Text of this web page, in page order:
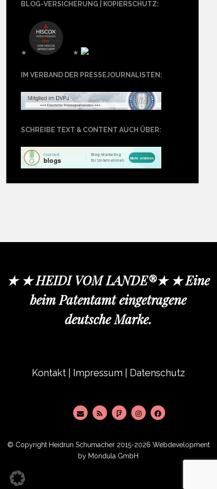
BLOG-VERSICHERUNG | KOPIERSCHUTZ:
★ ★
IM VERBAND DER PRESSEJOURNALISTEN:
SCHREIBE TEXT & CONTENT AUCH ÜBER:
★ ★ HEIDI VOM LANDE®★ ★ Eine
beim Patentamt eingetragene
deutsche Marke.
Kontakt Impressum Datenschutz
© Copyright Heidrun Schumacher 2015-2026 Webdevelopment
by Mondula GmbH